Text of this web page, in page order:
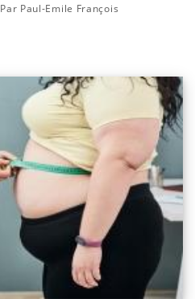
Par Paul-Emile François